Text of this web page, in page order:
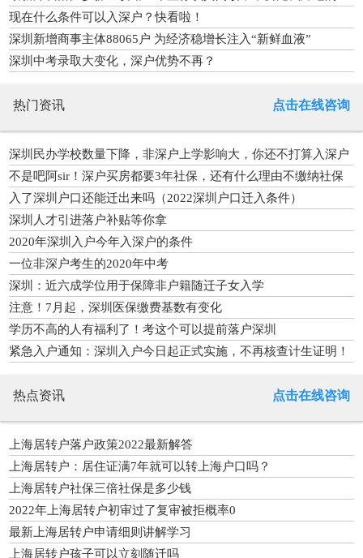
坑！
现在什么条件可以入深户？快看啦！
深圳新增商事主体88065户 为经济稳增长注入“新鲜血液”
深圳中考录取大变化，深户优势不再？
热门资讯 点击在线咨询
深圳民办学校数量下降，非深户上学影响大，你还不打算入深户
吗？
不是吧阿sir！深户买房都要3年社保，还有什么理由不缴纳社保
入了深圳户口还能迁出来吗（2022深圳户口迁入条件）
深圳人才引进落户补贴等你拿
2020年深圳入户今年入深户的条件
一位非深户考生的2020年中考
深圳：近六成学位用于保障非户籍随迁子女入学
注意！7月起，深圳医保缴费基数有变化
学历不高的人有福利了！考这个可以提前落户深圳
紧急入户通知：深圳入户今日起正式实施，不再核查计生证明！
热点资讯 点击在线咨询
上海居转户落户政策2022最新解答
上海居转户：居住证满7年就可以转上海户口吗？
上海居转户社保三倍社保是多少钱
2022年上海居转户初审过了复审被拒概率0
最新上海居转户申请细则讲解学习
上海居转户孩子可以立刻随迁吗